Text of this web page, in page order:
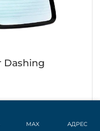
Dashing
MAX АДРЕС